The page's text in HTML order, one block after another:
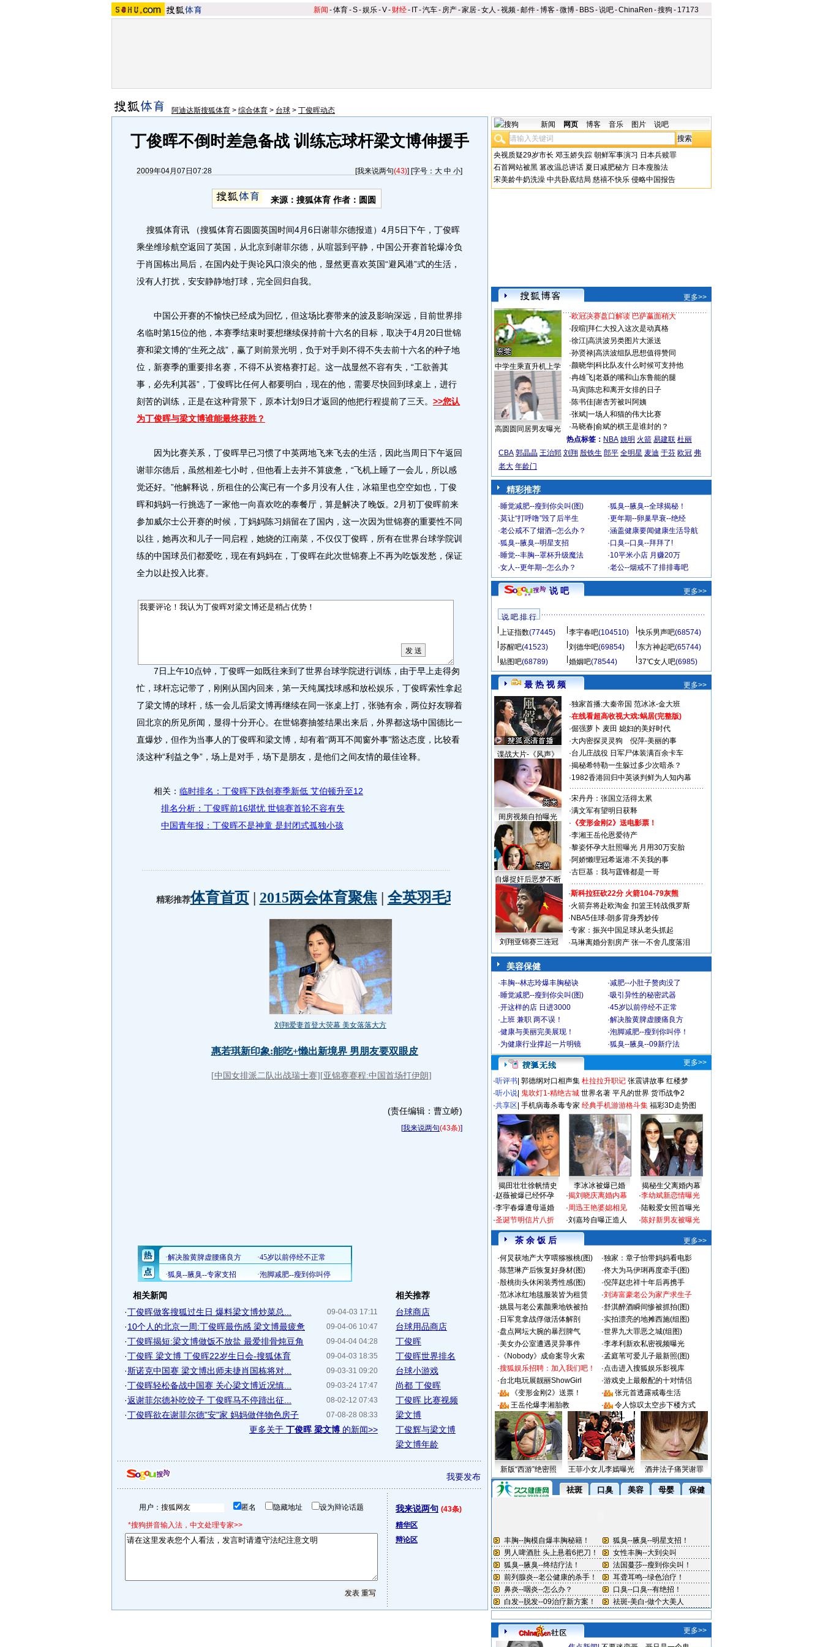
新闻 -体育-S-娱乐-V- 财经- IT-汽车- 房产-家居-女人 -视频-邮件-博客-微博- BBS-说吧-ChinaRen -搜狗 - 17173
阿迪达斯搜狐体育 > 综合体育 > 台球 > 丁俊晖动态
丁俊晖不倒时差急备战 训练忘球杆梁文博伸援手
2009年04月07日07:28 [我来说两句(43)] [字号： 大 中 小]
来源： 搜狐体育 作者：圆圆
搜狐体育讯 （搜狐体育石圆圆英国时间4月6日谢菲尔德报道）4月5日下午，丁俊晖
乘坐维珍航空返回了英国，从北京到谢菲尔德，从喧嚣到平静，中国公开赛首轮爆冷负
于肖国栋出局后，在国内处于舆论风口浪尖的他，显然更喜欢英国“避风港”式的生活，
没有人打扰，安安静静地打球，完全回归自我。
中国公开赛的不愉快已经成为回忆，但这场比赛带来的波及影响深远，目前世界排
名临时第15位的他，本赛季结束时要想继续保持前十六名的目标，取决于4月20日世锦
赛和梁文博的“生死之战”，赢了则前景光明，负于对手则不得不失去前十六名的种子地
位，新赛季的重要排名赛，不得不从资格赛打起。这一战显然不容有失，“工欲善其
事，必先利其器”，丁俊晖比任何人都要明白，现在的他，需要尽快回到球桌上，进行
刻苦的训练，正是在这种背景下，原本计划9日才返回的他把行程提前了三天。 >>您认
为丁俊晖与梁文博谁能最终获胜？
因为比赛关系，丁俊晖早已习惯了中英两地飞来飞去的生活，因此当周日下午返回
谢菲尔德后，虽然相差七小时，但他看上去并不算疲惫，“飞机上睡了一会儿，所以感
觉还好。”他解释说，所租住的公寓已有一个多月没有人住，冰箱里也空空如也，丁俊
晖和妈妈一行挑选了一家他一向喜欢吃的泰餐厅，算是解决了晚饭。2月初丁俊晖前来
参加威尔士公开赛的时候，丁妈妈陈习娟留在了国内，这一次因为世锦赛的重要性不同
以往，她再次和儿子一同启程，她烧的江南菜，不仅仅丁俊晖，所有在世界台球学院训
练的中国球员们都爱吃，现在有妈妈在，丁俊晖在此次世锦赛上不再为吃饭发愁，保证
全力以赴投入比赛。
7日上午10点钟，丁俊晖一如既往来到了世界台球学院进行训练，由于早上走得匆
忙，球杆忘记带了，刚刚从国内回来，第一天纯属找球感和放松娱乐，丁俊晖索性拿起
了梁文博的球杆，练一会儿后梁文博再继续在同一张桌上打，张驰有余，两位好友聊着
回北京的所见所闻，显得十分开心。在世锦赛抽签结果出来后，外界都这场中国德比一
直爆炒，但作为当事人的丁俊晖和梁文博，却有着“两耳不闻窗外事”豁达态度，比较看
淡这种“利益之争”，场上是对手，场下是朋友，是他们之间友情的最佳诠释。
相关： 临时排名：丁俊晖下跌创赛季新低 艾伯顿升至12
排名分析：丁俊晖前16堪忧 世锦赛首轮不容有失
中国青年报：丁俊晖不是神童 是封闭式孤独小孩
(责任编辑：曹立峤)
[我来说两句(43条)]
相关新闻
09-04-03 17:11
·丁俊晖做客搜狐过生日 爆料梁文博炒菜总...
09-04-06 10:47
·10个人的北京一周:丁俊晖最伤感 梁文博最疲惫
09-04-04 04:28
·丁俊晖揭短:梁文博做饭不放盐 最爱排骨炖豆角
09-04-03 18:35
·丁俊晖 梁文博 丁俊晖22岁生日会-搜狐体育
09-03-31 09:20
·斯诺克中国赛 梁文博出师未捷肖国栋将对...
09-03-24 17:47
·丁俊晖轻松备战中国赛 关心梁文博近况慎...
08-02-12 07:43
·返谢菲尔德补吃饺子 丁俊晖马不停蹄出征...
07-08-28 08:33
·丁俊晖欲在谢菲尔德"安"家 妈妈做伴物色房子
更多关于 丁俊晖 梁文博 的新闻>>
相关推荐
台球商店
台球用品商店
丁俊晖
丁俊晖世界排名
台球小游戏
尚都 丁俊晖
丁俊晖 比赛视频
梁文博
丁俊辉与梁文博
梁文博年龄
我要发布
用户： 匿名 隐藏地址 设为辩论话题
*搜狗拼音输入法，中文处理专家>>
我来说两句 (43条)
精华区
辩论区
新闻 网页 博客 音乐 图片 说吧
央视质疑29岁市长 邓玉娇失踪 朝鲜军事演习 日本兵赎罪
石首网站被黑 篡改温总讲话 夏日减肥秘方 日本瘦脸法
宋美龄牛奶洗澡 中共卧底结局 慈禧不快乐 侵略中国报告
更多>>
中学生乘直升机上学
高圆圆同居男友曝光
·欧冠决赛盘口解读 巴萨赢面稍大
·段暄 拜仁大投入这次是动真格
·徐江| 高洪波另类图片大派送
·孙贤禄| 高洪波组队思想值得赞同
·颜晓华| 科比队友什么时候可支持他
·冉雄飞| 老聂的嘴和山东鲁能的腿
·马寅| 陈忠和离开女排的日子
·陈书佳| 谢杏芳被叫阿姨
·张斌| 一场人和猫的伟大比赛
·马晓春| 俞斌的棋王是谁封的？
热点标签： NBA 姚明 火箭 易建联 杜丽
CBA 郭晶晶 王治郅 刘翔 殷铁生 郎平 全明星 麦迪 于芬 欧冠 弗
老大 年龄门
精彩推荐
·睡觉减肥--瘦到你尖叫(图) ·狐臭--腋臭--全球揭秘！
·莫让“打呼噜”毁了后半生 ·更年期--卵巢早衰--绝经
·老公戒不了烟酒--怎么办？ ·涵盖健康要闻健康生活导航
·狐臭--腋臭--明星支招 ·口臭--口臭--拜拜了!
·睡觉--丰胸--罩杯升级魔法 ·10平米小店 月赚20万
·女人--更年期--怎么办？ ·老公--烟戒不了排排毒吧
说 吧 更多>>
说 吧 排 行
上证指数(77445) 李宇春吧(104510) 快乐男声吧(68574)
苏醒吧(41523) 刘德华吧(69854) 东方神起吧(65744)
贴图吧(68789) 婚姻吧(78544) 37℃女人吧(6985)
最 热 视 频 更多>>
谍战大片-《风声》
闺房视频自拍曝光
自爆捉奸后恶梦不断
·独家首播:大秦帝国 范冰冰-金大班
·在线看超高收视大戏:蜗居(完整版)
·倔强萝卜 麦田 媳妇的美好时代
·大内密探灵灵狗
倪萍-美丽的事
·台儿庄战役 日军尸体装满百余卡车
·揭秘希特勒一生躲过多少次暗杀？
·1982香港回归中英谈判鲜为人知内幕
·宋丹丹：张国立活得太累
·满文军有望明日获释
· 《变形金刚2》送电影票！
·李湘王岳伦恩爱待产
·黎姿怀孕大肚照曝光 月用30万安胎
·阿娇懒理冠希返港:不关我的事
·古巨基：我与霆锋都是一哥
刘翔亚锦赛三连冠
·斯科拉狂砍22分 火箭104-79灰熊
·火箭弃将赴欧淘金 扣篮王转战俄罗斯
· NBA5佳球-朗多背身秀妙传
·专家：振兴中国足球从老头抓起
·马琳离婚分割房产 张一不舍几度落泪
美容保健
·丰胸--林志玲爆丰胸秘诀 ·减肥--小肚子赘肉没了
·睡觉减肥--瘦到你尖叫(图) ·吸引异性的秘密武器
·开这样的店 日进3000 ·45岁以前停经不正常
·上班 兼职 两不误！ ·解决脸黄脾虚腰痛良方
·健康与美丽完美展现！ ·泡脚减肥--瘦到你叫停！
·为健康行业撑起一片明镜 ·狐臭--腋臭--09新疗法
更多>>
·听评书 郭德纲对口相声集 杜拉拉升职记 张震讲故事 红楼梦
·听小说 鬼吹灯1-精绝古城 世界名著 平凡的世界 货币战争2
·共享区 手机病毒杀毒专家 经典手机游游格斗集 福彩3D走势图
揭田壮壮徐帆情史 李冰冰被爆已婚
揭秘生父离婚内幕
·赵薇被爆已经怀孕
·李宇春爆遭母逼婚
·圣诞节明信片八折
·揭刘晓庆离婚内幕
·周迅王艳婆媳相见
·刘嘉玲自曝正造人
·李幼斌新恋情曝光
·陆毅爱女照首曝光
·陈好新男友被曝光
茶 余 饭 后
更多>>
·何炅获地产大亨喂猕猴桃(图) ·独家：章子怡带妈妈看电影
·陈慧琳产后恢复好身材(图) ·佟大为马伊琍再度牵手(图)
·殷桃街头休闲装秀性感(图) ·倪萍赵忠祥十年后再携手
·范冰冰红地毯服装皆为租赁 ·刘涛富豪老公为家产求生子
·姚晨与老公素颜乘地铁被拍 ·舒淇醉酒瞬间惨被抓拍(图)
· 日军竟拿战俘做活体解剖 ·实拍漂亮的地摊西施(组图)
·盘点网坛大腕的暴烈脾气 ·世界九大罪恶之城(组图)
·美女办公室遭遇灵异事件 ·李孝利新欢私密视频曝光
· 《Nobody》成命案导火索 ·孟庭苇可爱儿子最新照(图)
·搜狐娱乐招聘：加入我们吧！ ·点击进入搜狐娱乐影视库
·台北电玩展靓丽ShowGirl ·游戏史上最般配的十对情侣
·
《变形金刚2》送票！ ·
张元首透露戒毒生活
·
王岳伦爆李湘胎教 · 令人惊叹太空步下楼方式
新版“西游”绝密照 王菲小女儿李嫣曝光 酒井法子痛哭谢罪
更多>>